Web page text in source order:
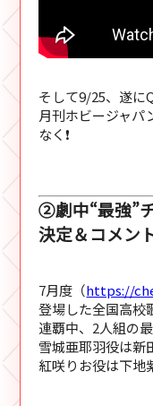
そして9/25、遂に
月刊ホビージャパ
なく❗
②劇中“最強”
決定＆コメント
7月度（https://
登場した全国高校
連覇中、2人組の
雪城亜耶羽役は新
紅咲りお役は下地